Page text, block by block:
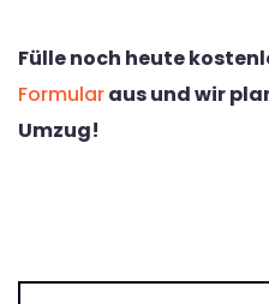
Fülle noch heute
Formularaus und wir
Umzug!